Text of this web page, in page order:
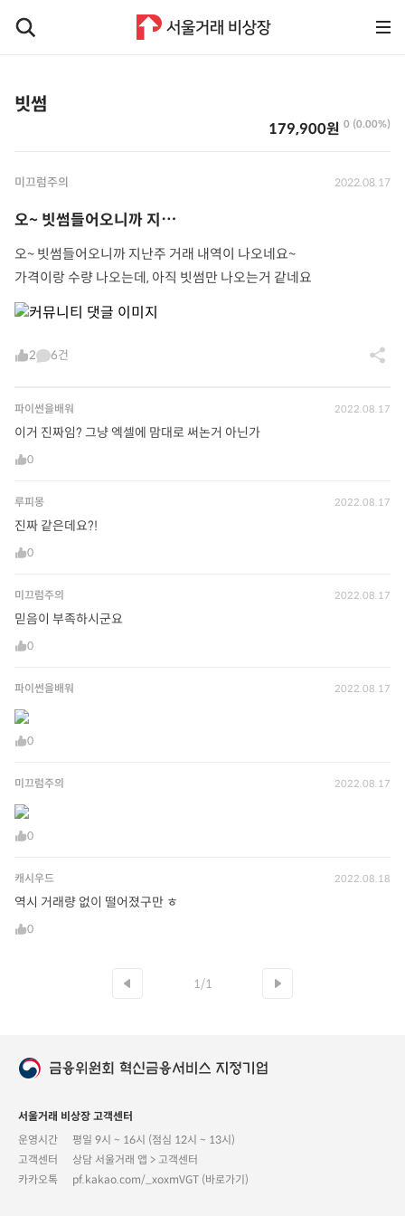
빗썸
0 (0.00%)
179,900원
미끄럼주의 2022.08.17
오~ 빗썸들어오니까 지⋯
오~ 빗썸들어오니까 지난주 거래 내역이 나오네요~
가격이랑 수량 나오는데, 아직 빗썸만 나오는거 같네요
2 6건
파이썬을배워 2022.08.17
이거 진짜임? 그냥 엑셀에 맘대로 써논거 아닌가
0
루피몽 2022.08.17
진짜 같은데요?!
0
미끄럼주의 2022.08.17
믿음이 부족하시군요
0
파이썬을배워 2022.08.17
0
미끄럼주의 2022.08.17
0
캐시우드 2022.08.18
역시 거래량 없이 떨어졌구만 ㅎ
0
1/1
서울거래 비상장 고객센터
운영시간
평일 9시 ~ 16시 (점심 12시 ~ 13시)
고객센터
상담 서울거래 앱 > 고객센터
카카오톡
pf.kakao.com/_xoxmVGT (바로가기)